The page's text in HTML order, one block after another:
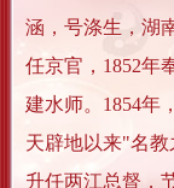
涵，号涤生，湖
任京官，1852年
建水师。1854年
天辟地以来"名教
升任两江总督，